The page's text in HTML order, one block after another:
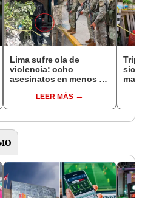
Lima sufre ola de
violencia: ocho
asesinatos en menos de
estado de emergencia
LEER MÁS